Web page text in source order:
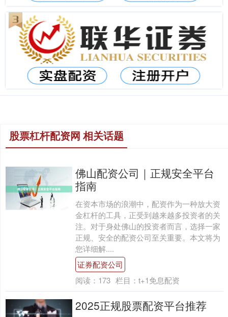
股票杠杆配资网 相关话题
佛山配资公司｜正规安全平台
指南
在资本市场的浪潮中，配资作为一种放大资
金杠杆的工具，正受到越来越多投资者的关
注。对于身处佛山的投资者而言，选择一家
正规、安全的配资公司至关重要。本文将为
您详细解....
证券配资公司
阅读： 173 栏目： t+1免息配资
2025正规股票配资平台推荐